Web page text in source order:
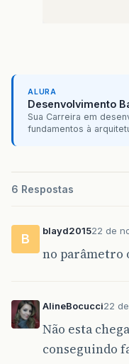
JSP com a
<%@page
<% @ taglib
@page import
@page
ALURA
Desenvolvimento
Sua Carreira em
fundamentos à
6 Respostas
B
blayd201522 de
no parâmetro
AlineBocucci22
Não esta
conseguindo